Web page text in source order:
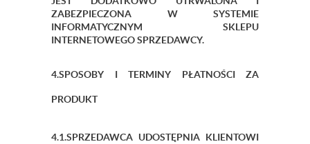
ZABEZPIECZONA W SYSTEMIE
INFORMATYCZNYM SKLEPU
INTERNETOWEGO SPRZEDAWCY.
4.SPOSOBY I TERMINY PŁATNOŚCI ZA
PRODUKT
4.1.SPRZEDAWCA UDOSTĘPNIA KLIENTOWI